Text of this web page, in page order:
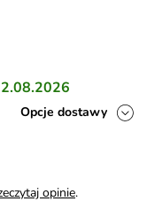
Opcje dostawy
opinie.